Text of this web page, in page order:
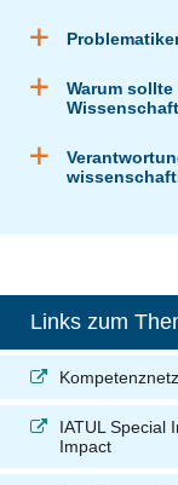
Warum
Links zum
IATUL Special
Impact